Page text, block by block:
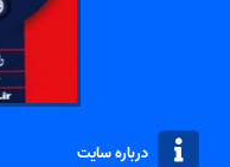
درباره سایت